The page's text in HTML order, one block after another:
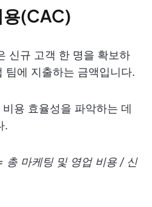
용(CAC)
신규 고객 한 명을 확보하
팀에 지출하는 금액입니다.
용 효율성을 파악하는 데
.
총 마케팅 및 영업 비용 / 신